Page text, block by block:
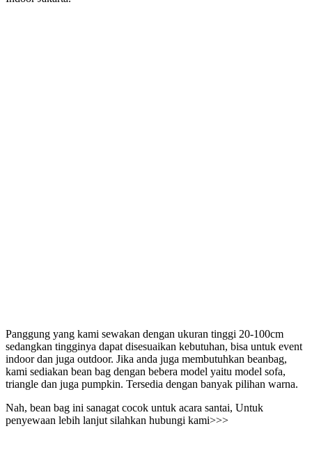
Panggung yang kami sewakan dengan ukuran tinggi 20-100cm
sedangkan tingginya dapat disesuaikan kebutuhan, bisa untuk event
indoor dan juga outdoor. Jika anda juga membutuhkan beanbag,
kami sediakan bean bag dengan bebera model yaitu model sofa,
triangle dan juga pumpkin. Tersedia dengan banyak pilihan warna.
Nah, bean bag ini sanagat cocok untuk acara santai, Untuk
penyewaan lebih lanjut silahkan hubungi kami>>>